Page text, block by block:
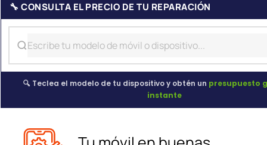
🔧 CONSULTA EL PRECIO DE TU REPARACIÓN
🔍 Teclea el modelo de tu dispositivo y obtén un presupuesto
instante